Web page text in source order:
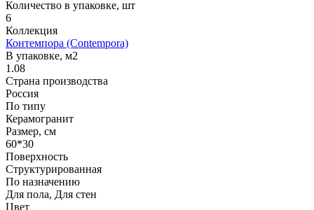
Количество в упаковке, шт
6
Коллекция
Контемпора (Contempora)
В упаковке, м2
1.08
Страна производства
Россия
По типу
Керамогранит
Размер, см
60*30
Поверхность
Структурированная
По назначению
Для пола, Для стен
Цвет